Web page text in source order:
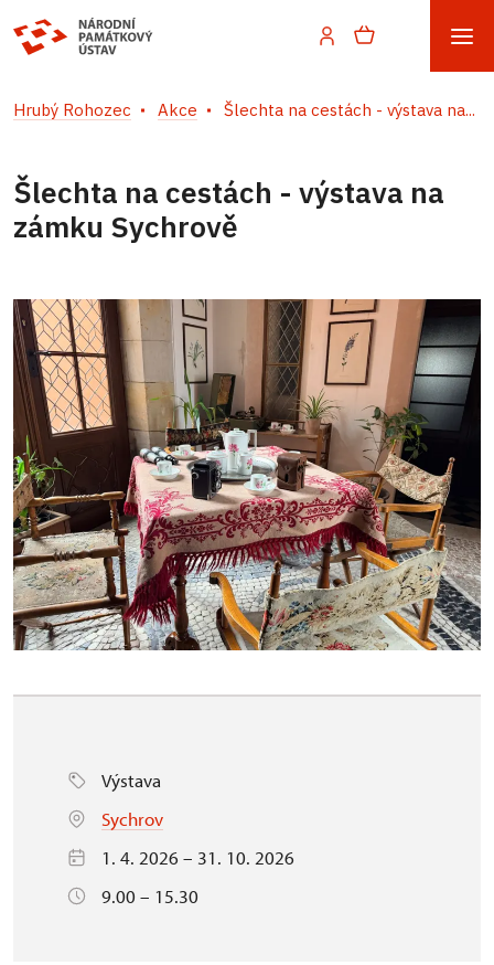
Hrubý Rohozec Akce Šlechta na cestách - výstava na...
Šlechta na cestách - výstava na
zámku Sychrově
Výstava
Sychrov
1. 4. 2026 – 31. 10. 2026
9.00 – 15.30